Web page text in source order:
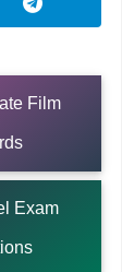
Film
Exam